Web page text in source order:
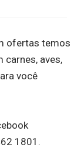
ofertas temos
carnes, aves,
você
1801.